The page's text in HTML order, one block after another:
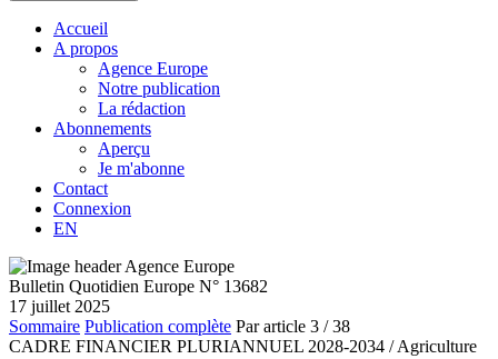
Accueil
A propos
Agence Europe
Notre publication
La rédaction
Abonnements
Aperçu
Je m'abonne
Contact
Connexion
EN
Bulletin Quotidien Europe N° 13682
17 juillet 2025
Sommaire Publication complète Par article 3 / 38
CADRE FINANCIER PLURIANNUEL 2028-2034 / Agriculture